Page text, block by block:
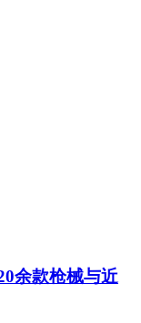
余款枪械与近